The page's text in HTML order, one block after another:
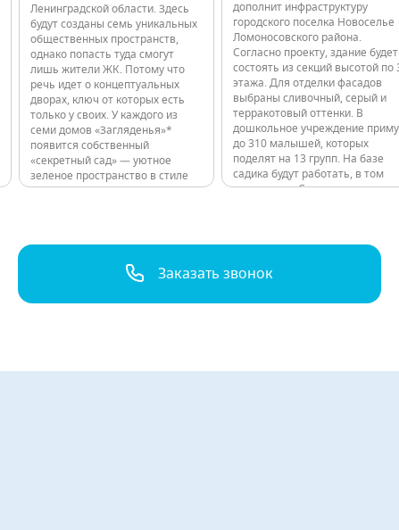
Ленинградской области. Здесь
будут созданы семь уникальных
общественных пространств,
однако попасть туда смогут
лишь жители ЖК. Потому что
речь идет о концептуальных
дворах, ключ от которых есть
только у своих. У каждого из
семи домов «Загляденья»*
появится собственный
«секретный сад» — уютное
зеленое пространство в стиле
эко с индивидуальным
порогом подъезда.…
дополнит инфраструктуру
городского поселка Новоселье
Ломоносовского района.
Согласно проекту, здание будет
состоять из секций высотой по
этажа. Для отделки фасадов
выбраны сливочный, серый и
терракотовый оттенки. В
дошкольное учреждение
до 310 малышей, которых
поделят на 13 групп. На базе
садика будут работать, в том
числе, ясли. Садик оснастят по
Заказать звонок